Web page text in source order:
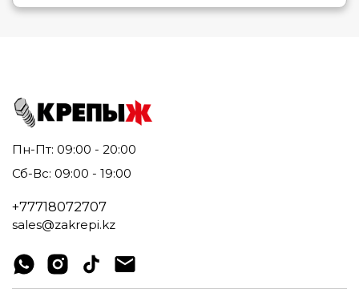
Пн-Пт: 09:00 - 20:00
Сб-Вс: 09:00 - 19:00
+77718072707
sales@zakrepi.kz